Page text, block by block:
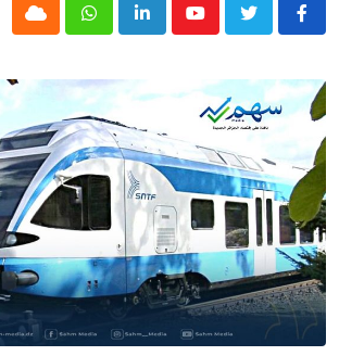
Youtube
LinkedIn
Whatsapp
Cloud